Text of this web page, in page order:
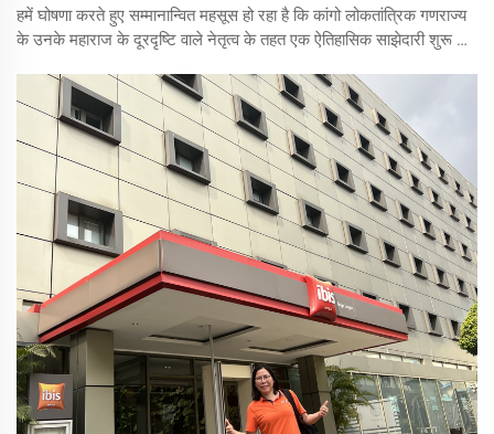
हमें घोषणा करते हुए सम्मानान्वित महसूस हो रहा है कि कांगो लोकतांत्रिक गणराज्य
के उनके महाराज के दूरदृष्टि वाले नेतृत्व के तहत एक ऐतिहासिक साझेदारी शुरू की
प्रदान करना है। यह रूपांतरकारी परियोजना...